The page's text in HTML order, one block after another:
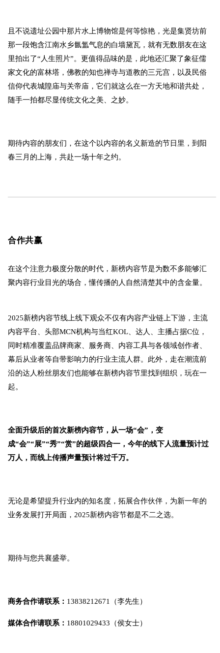
且不说遗址公园中那片水上博物馆是何等惊艳，光是集贤坊前
那一段饱含江南水乡氤氲气息的白墙黛瓦，就有无数朋友在这
里拍出了“人生照片”。更值得品味的是，此地还汇聚了象征儒
家文化的富林塔，佛教的知也禅寺与道教的三元宫，以及民俗
信仰代表城隍庙与关帝庙，它们就这么在一方天地和谐共处，
随手一拍都尽显传统文化之美、之妙。
期待内容的朋友们，在这个以内容的名义新造的节日里，到阳
春三月的上海，共赴一场十年之约。
合作共赢
在这个注意力极度分散的时代，新榜内容节是为数不多能够汇
聚内容行业目光的场合，懂传播的人自然清楚其中的含金量。
2025新榜内容节线上线下观众不仅有内容产业链上下游，主流
内容平台、头部MCN机构与当红KOL、达人、主播占据C位，
同时精准覆盖品牌商家、服务商、内容工具与各领域创作者、
幕后从业者等自带影响力的行业主流人群。此外，走在潮流前
沿的达人粉丝朋友们也能够在新榜内容节里找到组织，玩在一
起。
全面升级后的首次新榜内容节，从一场“会”，变
成“会”“展”“秀”“赏”的超级四合一，今年的线下人流量预计过
万人，而线上传播声量预计将过千万。
无论是希望提升行业内的知名度，拓展合作伙伴，为新一年的
业务发展打开局面，2025新榜内容节都是不二之选。
期待与您共襄盛举。
商务合作请联系： 13838212671（李先生）
媒体合作请联系： 18801029433（侯女士）